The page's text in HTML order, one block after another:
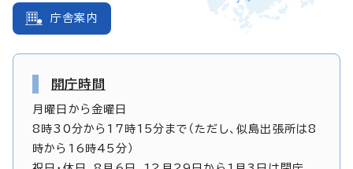
庁舎案内
開庁時間
月曜日から金曜日
8時30分から17時15分まで（ただし、似島出張所は8
時から16時45分）